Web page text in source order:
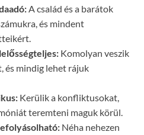
A család és a barátok
és mindent
Komolyan veszik
és mindig lehet rájuk
Kerülik a konfliktusokat,
teremteni maguk körül.
Néha nehezen